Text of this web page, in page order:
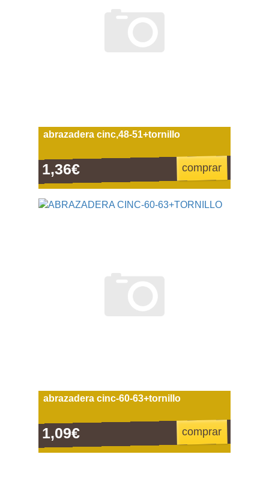
abrazadera cinc,48-51+tornillo
1,36€ comprar
abrazadera cinc-60-63+tornillo
1,09€ comprar